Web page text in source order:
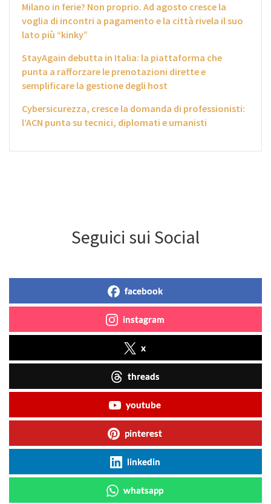
Milano in ferie? Non proprio. Ad agosto cresce la
voglia di incontri a pagamento e la città rivela il suo
lato più “kinky”
StayAgain debutta in Italia: la piattaforma che
punta a rafforzare le prenotazioni dirette e
semplificare la gestione degli host
Cybersicurezza, cresce la domanda di professionisti:
l’ACN punta su tecnici, diplomati e umanisti
Seguici sui Social
facebook
instagram
x
threads
youtube
pinterest
linkedin
whatsapp